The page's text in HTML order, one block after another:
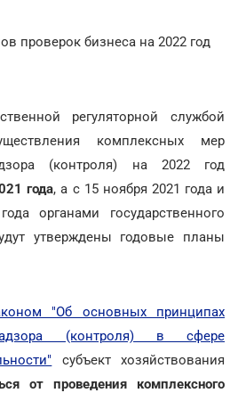
проверок бизнеса на 2022 год
регуляторной службой
комплексных мер
(контроля) на 2022 год
года, а с 15 ноября 2021 года и
года органами государственного
утверждены годовые планы
"Об основных принципах
надзора (контроля) в сфере
субъект хозяйствования
от проведения комплексного